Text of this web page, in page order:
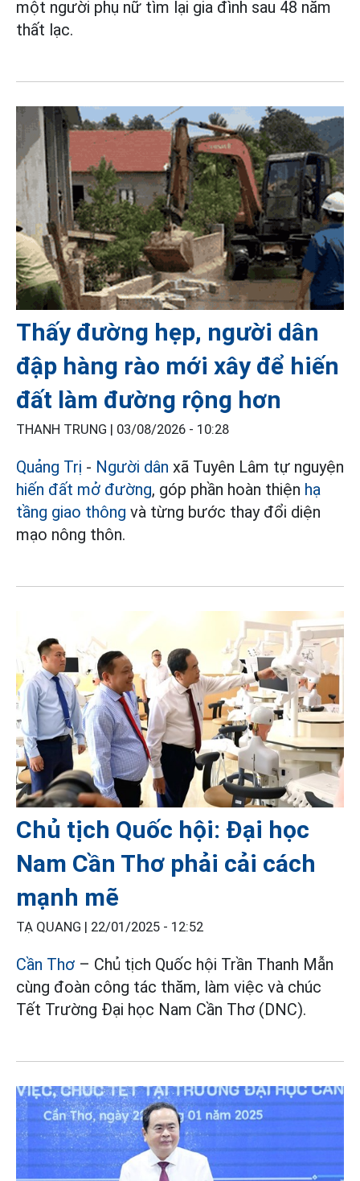
một người phụ nữ tìm lại gia đình sau 48 năm
thất lạc.
Thấy đường hẹp, người dân
đập hàng rào mới xây để hiến
đất làm đường rộng hơn
THANH TRUNG | 03/08/2026 - 10:28
Quảng Trị - Người dân xã Tuyên Lâm tự nguyện
hiến đất mở đường, góp phần hoàn thiện hạ
tầng giao thông và từng bước thay đổi diện
mạo nông thôn.
Chủ tịch Quốc hội: Đại học
Nam Cần Thơ phải cải cách
mạnh mẽ
TẠ QUANG | 22/01/2025 - 12:52
Cần Thơ – Chủ tịch Quốc hội Trần Thanh Mẫn
cùng đoàn công tác thăm, làm việc và chúc
Tết Trường Đại học Nam Cần Thơ (DNC).